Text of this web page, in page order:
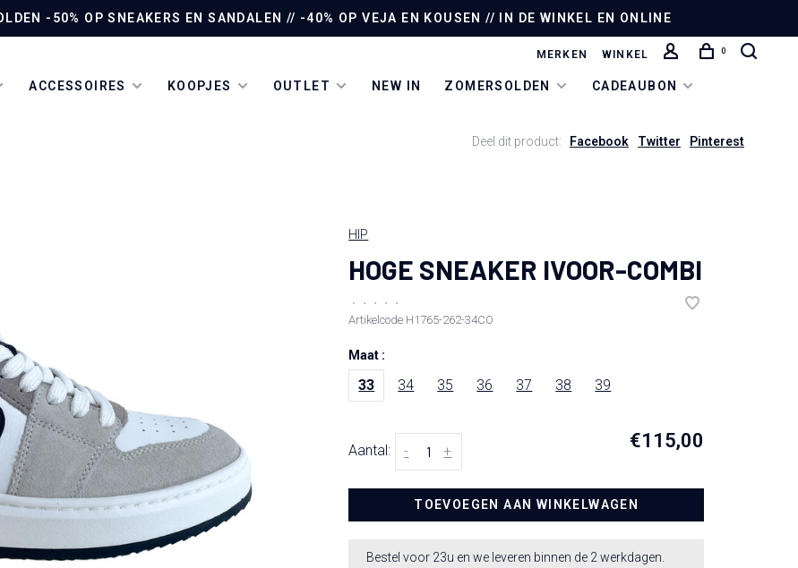
-50% OP SNEAKERS EN SANDALEN // -40% OP VEJA EN KOUSEN // IN DE WINKEL EN ONLINE
ACCESSOIRES KOOPJES OUTLET NEW IN ZOMERSOLDEN CADEAUBON
MERKEN WINKEL 0
Deel dit product: Facebook Twitter Pinterest
HIP
HOGE SNEAKER IVOOR-COMBI
• • • •
•
Artikelcode H1765-262-34CO
Maat :
33 34 35 36 37 38 39
Aantal: +
- €115,00
TOEVOEGEN AAN WINKELWAGEN
Bestel voor 23u en we leveren binnen de 2 werkdagen.